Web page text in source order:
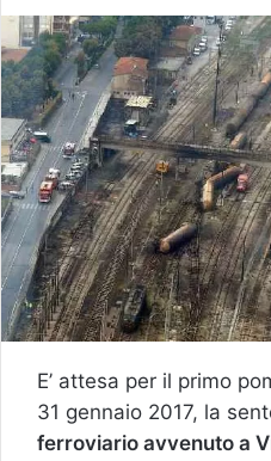
E’ attesa per il primo
31 gennaio 2017, la
ferroviario avvenuto a